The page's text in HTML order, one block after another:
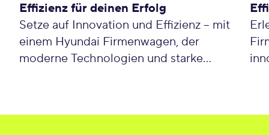
Effizienz für deinen Erfolg
Setze auf Innovation und Effizienz – mit
einem Hyundai Firmenwagen, der
moderne Technologien und starke